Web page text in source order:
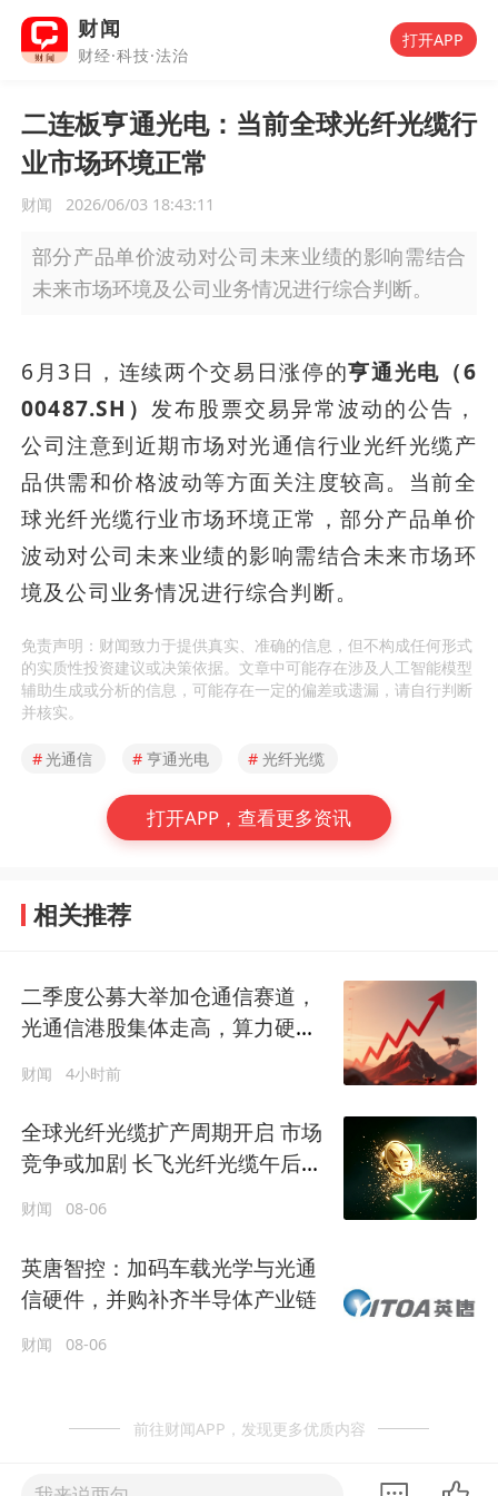
财闻
财经·科技·法治
打开APP
二连板亨通光电：当前全球光纤光缆行
业市场环境正常
财闻 2026/06/03 18:43:11
部分产品单价波动对公司未来业绩的影响需结合
未来市场环境及公司业务情况进行综合判断。
6月3日，连续两个交易日涨停的亨通光电（6
00487.SH）发布股票交易异常波动的公告，
公司注意到近期市场对光通信行业光纤光缆产
品供需和价格波动等方面关注度较高。当前全
球光纤光缆行业市场环境正常，部分产品单价
波动对公司未来业绩的影响需结合未来市场环
境及公司业务情况进行综合判断。
免责声明：财闻致力于提供真实、准确的信息，但不构成任何形式
的实质性投资建议或决策依据。文章中可能存在涉及人工智能模型
辅助生成或分析的信息，可能存在一定的偏差或遗漏，请自行判断
并核实。
#光通信 # 亨通光电 # 光纤光缆
打开APP，查看更多资讯
相关推荐
二季度公募大举加仓通信赛道，
光通信港股集体走高，算力硬件
景气延续
财闻 4小时前
全球光纤光缆扩产周期开启 市场
竞争或加剧 长飞光纤光缆午后跌
财闻 08-06
英唐智控：加码车载光学与光通
信硬件，并购补齐半导体产业链
财闻 08-06
前往财闻APP，发现更多优质内容